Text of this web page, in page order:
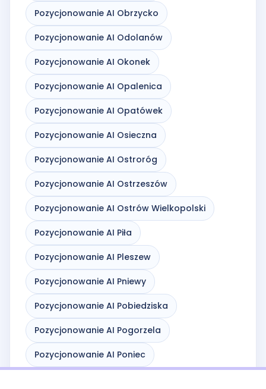
Pozycjonowanie AI Obrzycko
Pozycjonowanie AI Odolanów
Pozycjonowanie AI Okonek
Pozycjonowanie AI Opalenica
Pozycjonowanie AI Opatówek
Pozycjonowanie AI Osieczna
Pozycjonowanie AI Ostroróg
Pozycjonowanie AI Ostrzeszów
Pozycjonowanie AI Ostrów Wielkopolski
Pozycjonowanie AI Piła
Pozycjonowanie AI Pleszew
Pozycjonowanie AI Pniewy
Pozycjonowanie AI Pobiedziska
Pozycjonowanie AI Pogorzela
Pozycjonowanie AI Poniec